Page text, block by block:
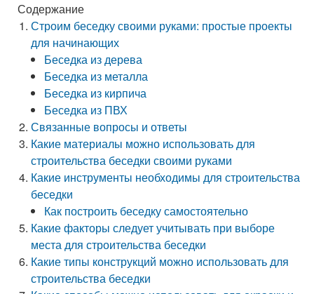
Содержание
Строим беседку своими руками: простые проекты
для начинающих
Беседка из дерева
Беседка из металла
Беседка из кирпича
Беседка из ПВХ
Связанные вопросы и ответы
Какие материалы можно использовать для
строительства беседки своими руками
Какие инструменты необходимы для строительства
беседки
Как построить беседку самостоятельно
Какие факторы следует учитывать при выборе
места для строительства беседки
Какие типы конструкций можно использовать для
строительства беседки